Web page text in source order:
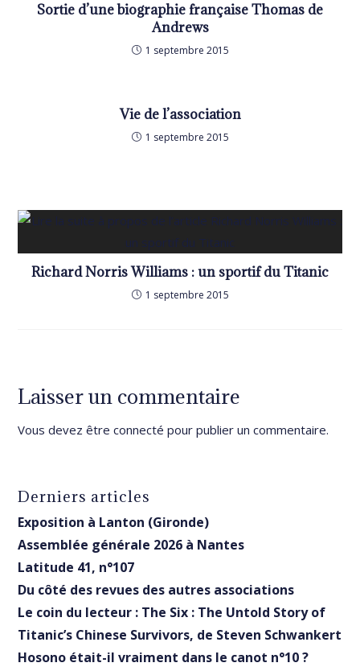
Sortie d’une biographie française Thomas de
Andrews
1 septembre 2015
Vie de l’association
1 septembre 2015
Richard Norris Williams : un sportif du Titanic
1 septembre 2015
Laisser un commentaire
Vous devez êtreconnecté pour publier un commentaire.
Derniers articles
Exposition à Lanton (Gironde)
Assemblée générale 2026 à Nantes
Latitude 41, n°107
Du côté des revues des autres associations
Le coin du lecteur : The Six : The Untold Story of
Titanic’s Chinese Survivors, de Steven Schwankert
Hosono était-il vraiment dans le canot n°10 ?